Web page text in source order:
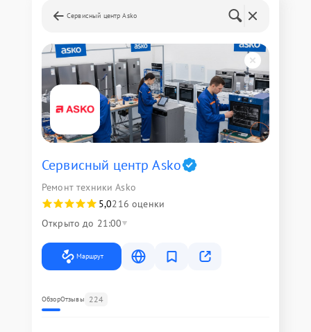
Сервисный центр Asko
Сервисный центр Asko
Ремонт техники Asko
5,0216 оценки
Открыто до 21:00
Маршрут
ОбзорОтзывы 224